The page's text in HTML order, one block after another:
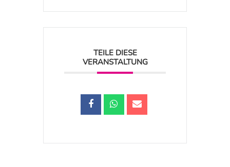
TEILE DIESE
VERANSTALTUNG